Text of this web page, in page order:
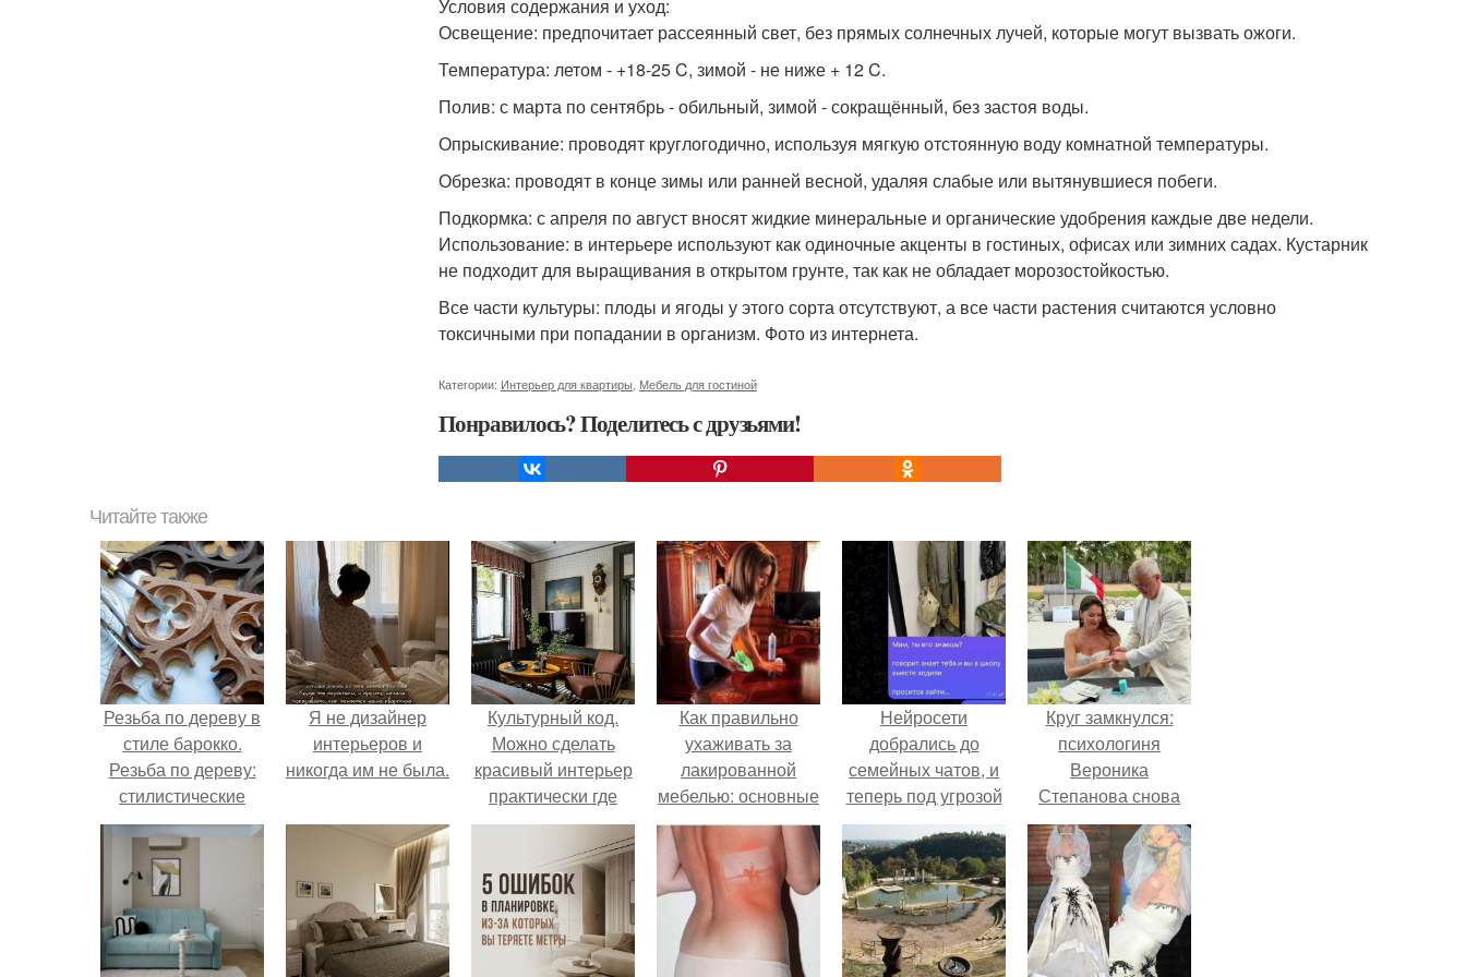
Условия содержания и уход:
Освещение: предпочитает рассеянный свет, без прямых солнечных лучей, которые могут вызвать ожоги.
Температура: летом - +18-25 C, зимой - не ниже + 12 C.
Полив: с марта по сентябрь - обильный, зимой - сокращённый, без застоя воды.
Опрыскивание: проводят круглогодично, используя мягкую отстоянную воду комнатной температуры.
Обрезка: проводят в конце зимы или ранней весной, удаляя слабые или вытянувшиеся побеги.
Подкормка: с апреля по август вносят жидкие минеральные и органические удобрения каждые две недели.
Использование: в интерьере используют как одиночные акценты в гостиных, офисах или зимних садах. Кустарник
не подходит для выращивания в открытом грунте, так как не обладает морозостойкостью.
Все части культуры: плоды и ягоды у этого сорта отсутствуют, а все части растения считаются условно
токсичными при попадании в организм. Фото из интернета.
Категории: Интерьер для квартиры Мебель для гостиной
Понравилось? Поделитесь с друзьями!
Читайте также
Резьба по дереву в
стиле барокко.
Резьба по дереву:
стилистические
направления и
характерные узоры.
Я не дизайнер
интерьеров и
никогда им не была.
Культурный код.
Можно сделать
красивый интерьер
практически где
угодно.
Как правильно
ухаживать за
лакированной
мебелью: основные
советы и
рекомендации
Нейросети
добрались до
семейных чатов, и
теперь под угрозой
мамины нервы.
Круг замкнулся:
психологиня
Вероника
Степанова снова
вышла замуж за
собственного
бывшего мужа.